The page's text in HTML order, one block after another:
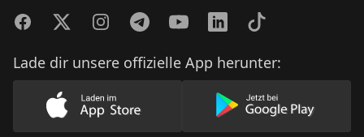
FacebookTwitterInstagramTelegramYouTubeLinkedInTikTok
Lade dir unsere offizielle App herunter:
Lade unsere App im AppStore herunter
Lade unsere